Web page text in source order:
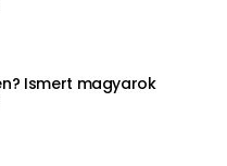
Ismert magyarok